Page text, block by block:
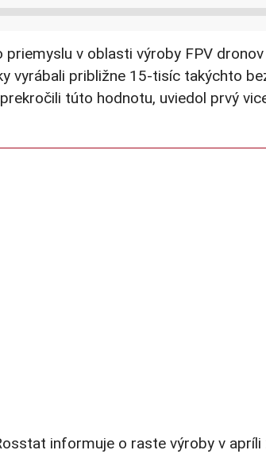
v oblasti výroby FPV
vyrábali približne 15-tisíc takýchto
túto hodnotu, uviedol prvý
informuje o raste výroby v